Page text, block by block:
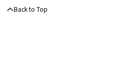
Back to Top